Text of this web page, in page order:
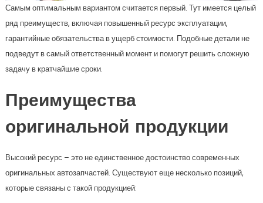
Самым оптимальным вариантом считается первый. Тут имеется целый
ряд преимуществ, включая повышенный ресурс эксплуатации,
гарантийные обязательства в ущерб стоимости. Подобные детали не
подведут в самый ответственный момент и помогут решить сложную
задачу в кратчайшие сроки.
Преимущества
оригинальной продукции
Высокий ресурс – это не единственное достоинство современных
оригинальных автозапчастей. Существуют еще несколько позиций,
которые связаны с такой продукцией: